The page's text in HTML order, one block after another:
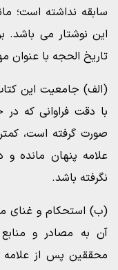
سابقه نداشته است؛
این نوشتار می باشد.
تاریخ الحجه با
(الف) جامعیت این
با دقت فراوانی که
صورت گرفته است،
علامه پنهان مانده و
نگرفته باشد.
(ب) استحکام و غنای
آن به مصادر و
محققین پس از علامه